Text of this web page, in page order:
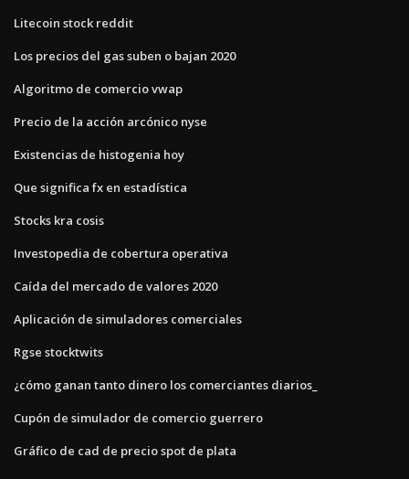
Litecoin stock reddit
Los precios del gas suben o bajan 2020
Algoritmo de comercio vwap
Precio de la acción arcónico nyse
Existencias de histogenia hoy
Que significa fx en estadística
Stocks kra cosis
Investopedia de cobertura operativa
Caída del mercado de valores 2020
Aplicación de simuladores comerciales
Rgse stocktwits
¿cómo ganan tanto dinero los comerciantes diarios_
Cupón de simulador de comercio guerrero
Gráfico de cad de precio spot de plata